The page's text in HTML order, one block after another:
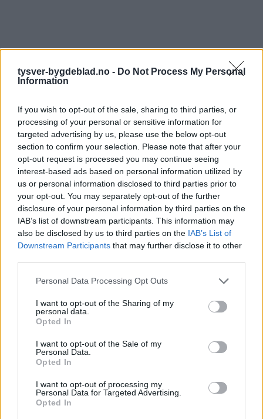
tysver-bygdeblad.no - Do Not Process My Personal
Information
If you wish to opt-out of the sale, sharing to third parties, or
processing of your personal or sensitive information for
targeted advertising by us, please use the below opt-out
section to confirm your selection. Please note that after your
opt-out request is processed you may continue seeing
interest-based ads based on personal information utilized by
us or personal information disclosed to third parties prior to
your opt-out. You may separately opt-out of the further
disclosure of your personal information by third parties on the
IAB’s list of downstream participants. This information may
also be disclosed by us to third parties on the IAB’s List of
Downstream Participants that may further disclose it to other
Personal Data Processing Opt Outs
I want to opt-out of the Sharing of my
personal data.
Opted In
I want to opt-out of the Sale of my
Personal Data.
Opted In
I want to opt-out of processing my
Personal Data for Targeted Advertising.
Opted In